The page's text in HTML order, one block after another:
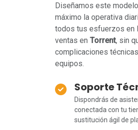
Diseñamos este
máximo la operativa
todos tus esfuerzos en
ventas en Torrent, sin
complicaciones
equipos.
Soporte
Dispondrás de
conectada con tu
sustitución ágil de